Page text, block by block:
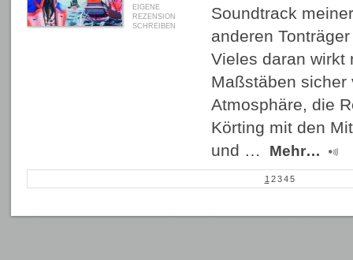
EIGENE
REZENSION
SCHREIBEN
Soundtrack
anderen
Vieles daran wirkt
Maßstäben sicher
Atmosphäre, die
Körting mit den
und …
Mehr…
1 2 3 4 5